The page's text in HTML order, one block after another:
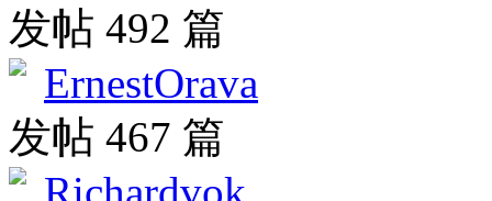
发帖 492 篇
ErnestOrava
发帖 467 篇